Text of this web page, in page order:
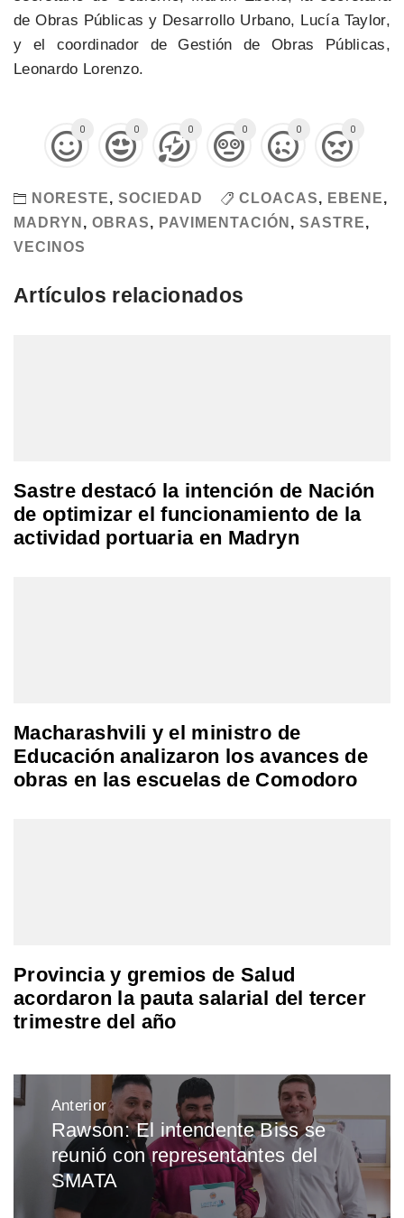
de Obras Públicas y Desarrollo Urbano, Lucía Taylor,
y el coordinador de Gestión de Obras Públicas,
Leonardo Lorenzo.
0 0 0 0 0 0
NORESTE, SOCIEDAD CLOACAS, EBENE,
MADRYN , OBRAS, PAVIMENTACIÓN , SASTRE,
VECINOS
Artículos relacionados
Sastre destacó la intención de Nación
de optimizar el funcionamiento de la
actividad portuaria en Madryn
Macharashvili y el ministro de
Educación analizaron los avances de
obras en las escuelas de Comodoro
Provincia y gremios de Salud
acordaron la pauta salarial del tercer
trimestre del año
Navegación
entradas
Anterior
Entrada
anterior:
Rawson: El intendente Biss se
reunió con representantes del
SMATA